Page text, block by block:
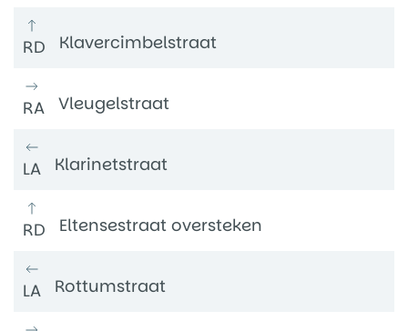
RD Klavercimbelstraat
RA Vleugelstraat
LA Klarinetstraat
RD Eltensestraat oversteken
LA Rottumstraat